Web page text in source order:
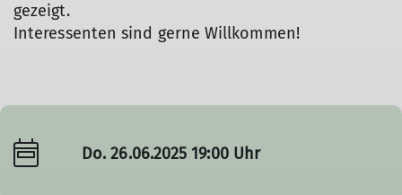
gezeigt.
Interessenten sind gerne Willkommen!
Do. 26.06.2025 19:00 Uhr